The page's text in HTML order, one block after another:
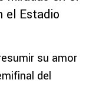
el Estadio
su amor
del